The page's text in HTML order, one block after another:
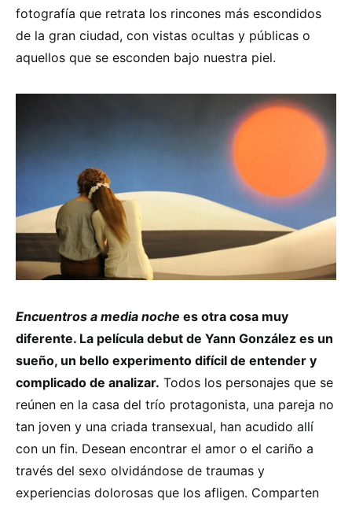
fotografía que retrata los rincones más escondidos
de la gran ciudad, con vistas ocultas y públicas o
aquellos que se esconden bajo nuestra piel.
Encuentros a media noche es otra cosa muy
diferente. La película debut de Yann González es un
sueño, un bello experimento difícil de entender y
complicado de analizar. Todos los personajes que se
reúnen en la casa del trío protagonista, una pareja no
tan joven y una criada transexual, han acudido allí
con un fin. Desean encontrar el amor o el cariño a
través del sexo olvidándose de traumas y
experiencias dolorosas que los afligen. Comparten